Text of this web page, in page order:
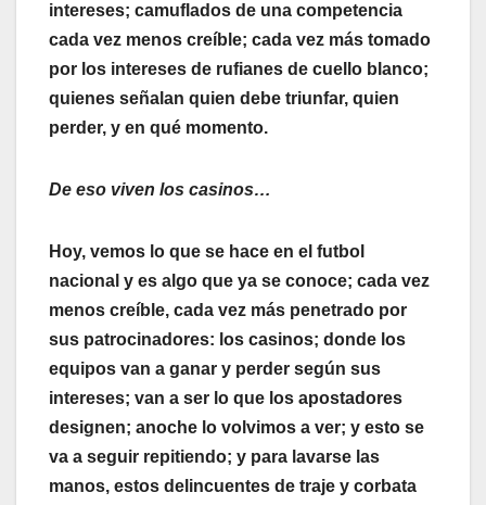
intereses; camuflados de una competencia
cada vez menos creíble; cada vez más tomado
por los intereses de rufianes de cuello blanco;
quienes señalan quien debe triunfar, quien
perder, y en qué momento.
De eso viven los casinos…
Hoy, vemos lo que se hace en el futbol
nacional y es algo que ya se conoce; cada vez
menos creíble, cada vez más penetrado por
sus patrocinadores: los casinos; donde los
equipos van a ganar y perder según sus
intereses; van a ser lo que los apostadores
designen; anoche lo volvimos a ver; y esto se
va a seguir repitiendo; y para lavarse las
manos, estos delincuentes de traje y corbata